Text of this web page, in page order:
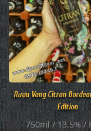
Rượu Vang Citran
Edition
750ml / 13.5% /